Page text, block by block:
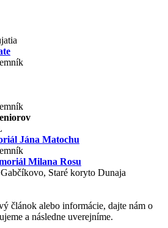
Jána Matochu
Milana Rosu
Staré koryto Dunaja
článok alebo informácie, dajte nám o
a následne uverejníme.